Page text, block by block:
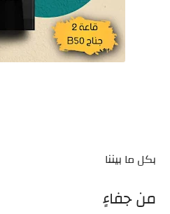
بكل ما بيننا
من جفاءٍ